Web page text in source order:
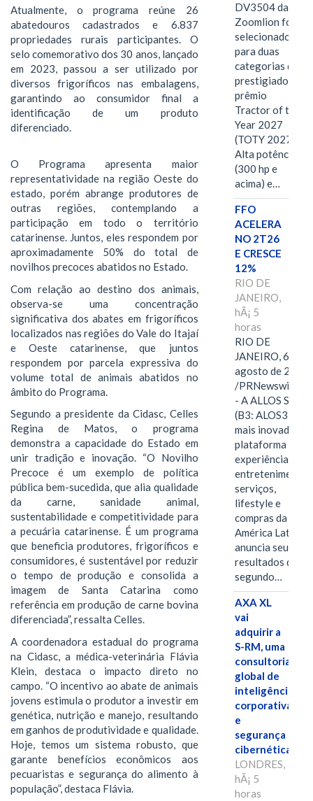
Atualmente, o programa reúne 26
abatedouros cadastrados e 6.837
propriedades rurais participantes. O
selo comemorativo dos 30 anos, lançado
em 2023, passou a ser utilizado por
diversos frigoríficos nas embalagens,
garantindo ao consumidor final a
identificação de um produto
diferenciado.
O Programa apresenta maior
representatividade na região Oeste do
estado, porém abrange produtores de
outras regiões, contemplando a
participação em todo o território
catarinense. Juntos, eles respondem por
aproximadamente 50% do total de
novilhos precoces abatidos no Estado.
Com relação ao destino dos animais,
observa-se uma concentração
significativa dos abates em frigoríficos
localizados nas regiões do Vale do Itajaí
e Oeste catarinense, que juntos
respondem por parcela expressiva do
volume total de animais abatidos no
âmbito do Programa.
Segundo a presidente da Cidasc, Celles
Regina de Matos, o programa
demonstra a capacidade do Estado em
unir tradição e inovação. “O Novilho
Precoce é um exemplo de política
pública bem-sucedida, que alia qualidade
da carne, sanidade animal,
sustentabilidade e competitividade para
a pecuária catarinense. É um programa
que beneficia produtores, frigoríficos e
consumidores, é sustentável por reduzir
o tempo de produção e consolida a
imagem de Santa Catarina como
referência em produção de carne bovina
diferenciada”, ressalta Celles.
A coordenadora estadual do programa
na Cidasc, a médica-veterinária Flávia
Klein, destaca o impacto direto no
campo. “O incentivo ao abate de animais
jovens estimula o produtor a investir em
genética, nutrição e manejo, resultando
em ganhos de produtividade e qualidade.
Hoje, temos um sistema robusto, que
garante benefícios econômicos aos
pecuaristas e segurança do alimento à
população”, destaca Flávia.
DV3504 da
Zoomlion foi
selecionado
para duas
categorias do
prestigiado
prêmio
Tractor of the
Year 2027
(TOTY 2027:
Alta potência
(300 hp e
acima) e…
FFO
ACELERA
NO 2T26
E CRESCE
12%
RIO DE
JANEIRO,
hÃ¡ 5
horas
RIO DE
JANEIRO, 6 de
agosto de 2026
/PRNewswire/ -
- A ALLOS S.A.
(B3: ALOS3), a
mais inovadora
plataforma de
experiências,
entretenimento,
serviços,
lifestyle e
compras da
América Latina
anuncia seus
resultados do
segundo…
AXA XL
vai
adquirir a
S-RM, uma
consultoria
global de
inteligência
corporativa
e
segurança
cibernética
LONDRES,
hÃ¡ 5
horas